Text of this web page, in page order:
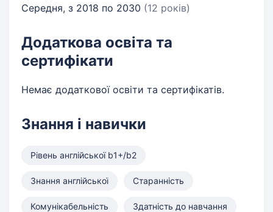
Середня, з 2018 по 2030 (12 років)
Додаткова освіта та
сертифікати
Немає додаткової освіти та сертифікатів.
Знання і навички
Рівень англійської b1+/b2
Знання англійської Старанність
Комунікабельність Здатність до навчання